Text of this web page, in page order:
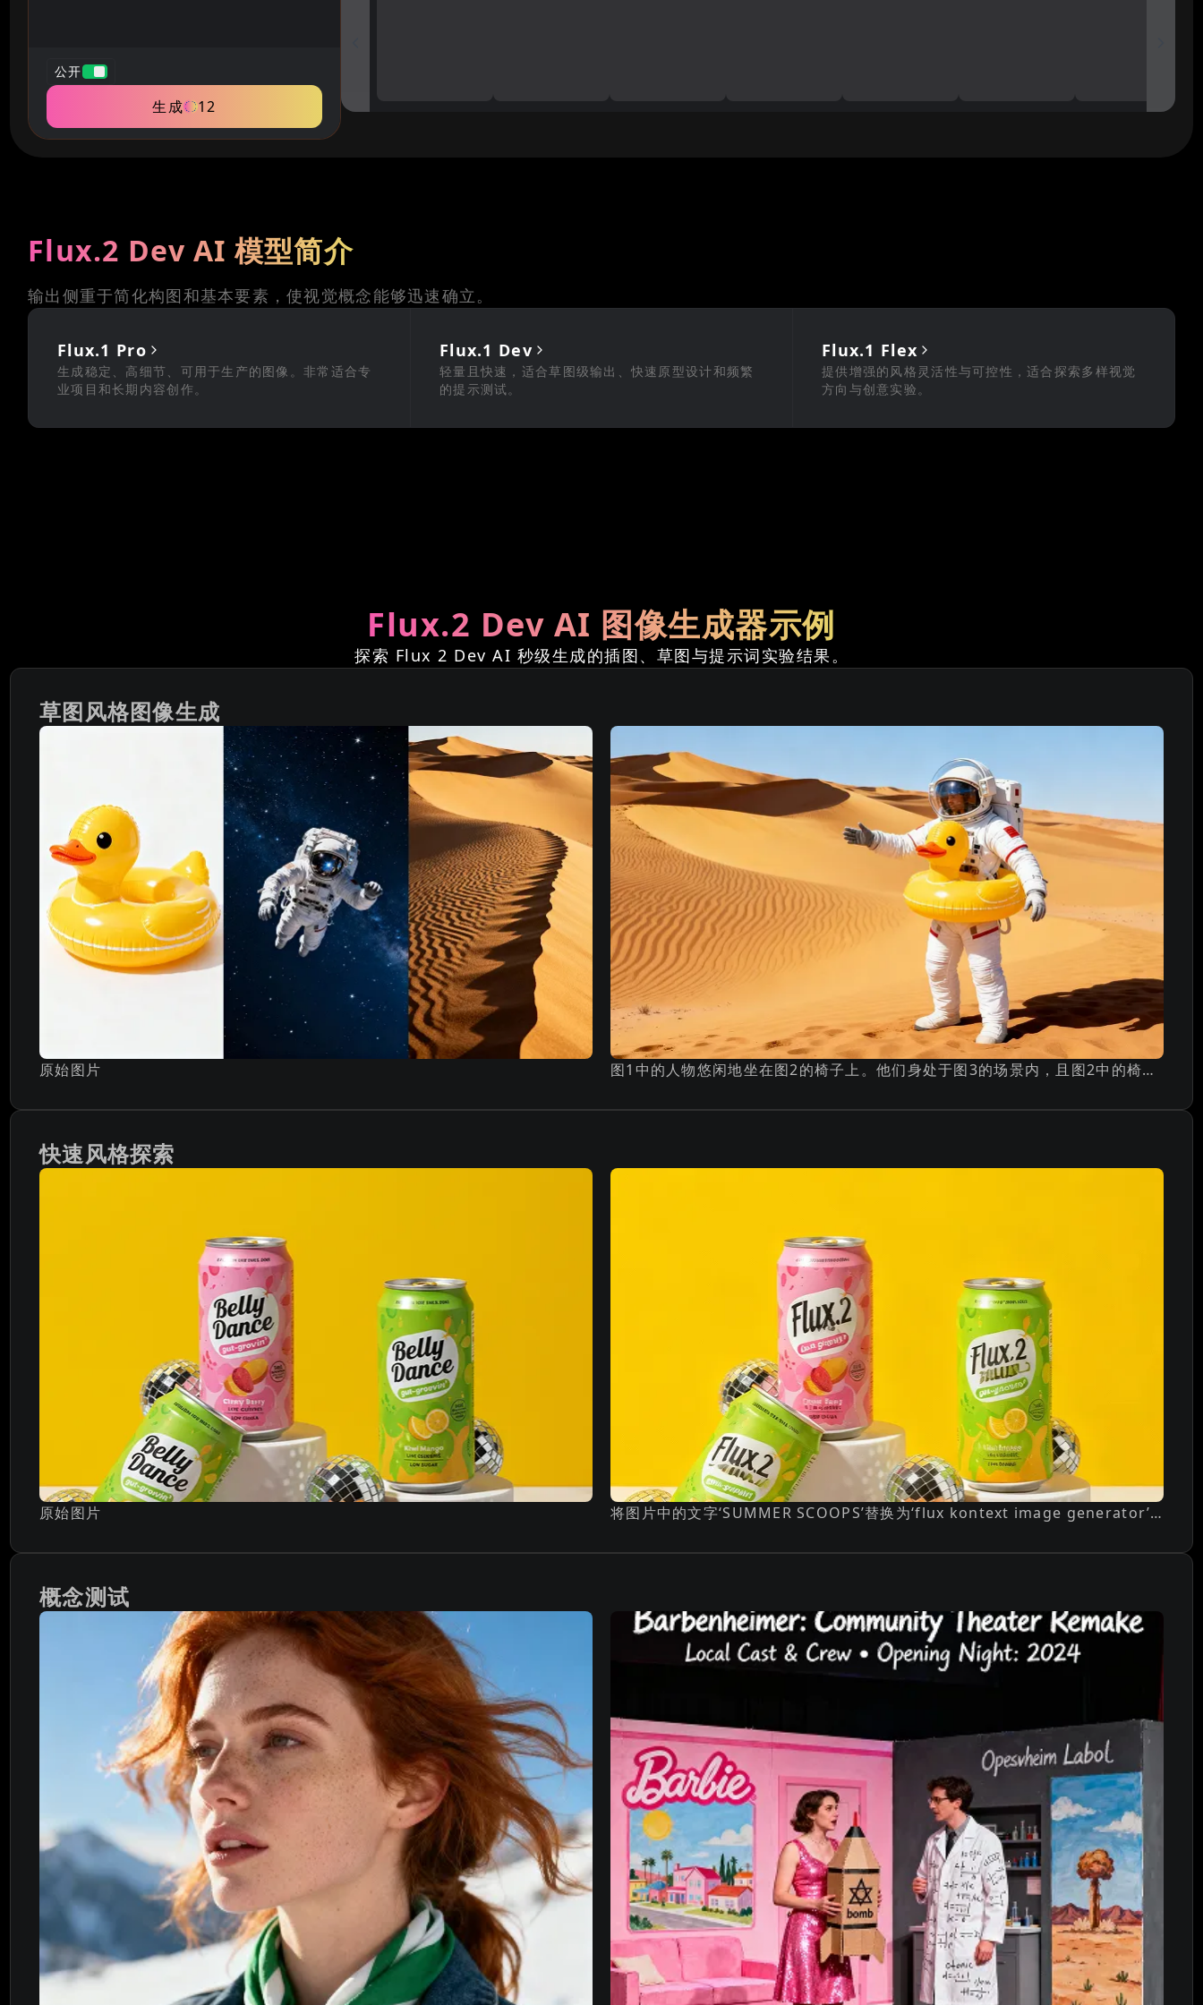
公开
生成 12
Flux.2 Dev AI 模型简介
输出侧重于简化构图和基本要素，使视觉概念能够迅速确立。
Flux.1 Pro
生成稳定、高细节、可用于生产的图像。非常适合专
业项目和长期内容创作。
Flux.1 Dev
轻量且快速，适合草图级输出、快速原型设计和频繁
的提示测试。
Flux.1 Flex
提供增强的风格灵活性与可控性，适合探索多样视觉
方向与创意实验。
Flux.2 Dev AI 图像生成器示例
探索 Flux 2 Dev AI 秒级生成的插图、草图与提示词实验结果。
草图风格图像生成
原始图片 图1中的人物悠闲地坐在图2的椅子上。他们身处于图3的场景内，且图2中的椅子颜色已由绿色变为橙色。
快速风格探索
原始图片 将图片中的文字‘SUMMER SCOOPS’替换为‘flux kontext image generator’。
概念测试